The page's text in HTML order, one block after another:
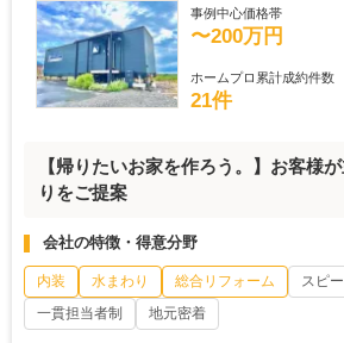
事例中心価格帯
〜200万円
ホームプロ累計成約件数
21件
【帰りたいお家を作ろう。】お客様
りをご提案
会社の特徴・得意分野
内装 水まわり 総合リフォーム スピ
一貫担当者制
地元密着